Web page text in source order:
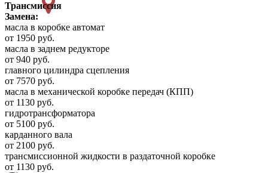
Трансмиссия
Замена:
масла в коробке автомат
от 1950 руб.
масла в заднем редукторе
от 940 руб.
главного цилиндра сцепления
от 7570 руб.
масла в механической коробке передач (КПП)
от 1130 руб.
гидротрансформатора
от 5100 руб.
карданного вала
от 2100 руб.
трансмиссионной жидкости в раздаточной коробке
от 1130 руб.